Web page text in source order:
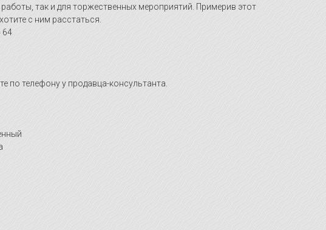
работы, так и для торжественных мероприятий. Примерив этот
с ним расстаться.
64
по телефону у продавца-консультанта.